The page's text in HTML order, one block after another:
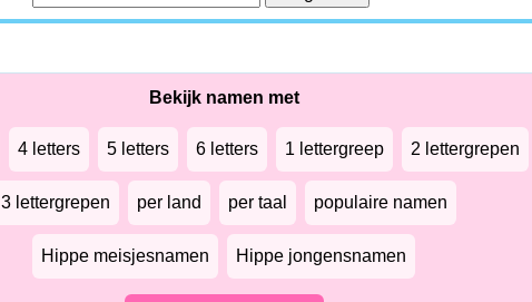
Bekijk namen met
4 letters 5 letters 6 letters 1 lettergreep 2 lettergrepen
3 lettergrepen per land per taal populaire namen
Hippe meisjesnamen Hippe jongensnamen